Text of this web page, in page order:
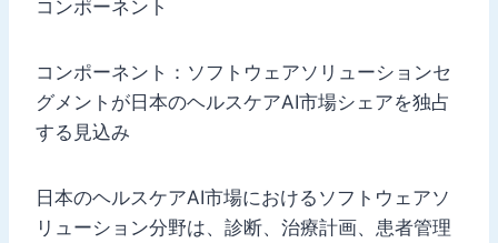
コンポーネント
コンポーネント：ソフトウェアソリューションセ
グメントが日本のヘルスケアAI市場シェアを独占
する見込み
日本のヘルスケアAI市場におけるソフトウェアソ
リューション分野は、診断、治療計画、患者管理